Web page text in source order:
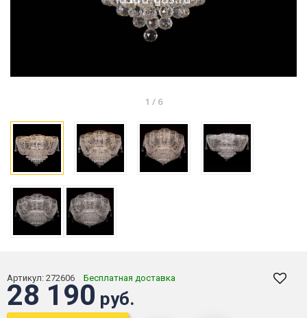
1 / 6
Артикул: 272606 Бесплатная доставка
28 190 руб.